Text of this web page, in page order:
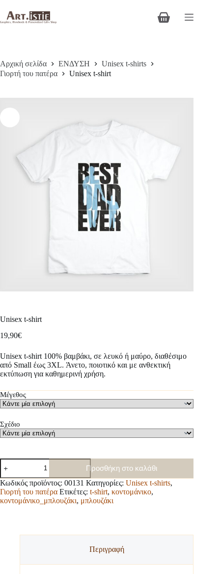
στο
περιεχόμενο
Καλάθι
Αρχική σελίδα ΕΝΔΥΣΗ
Unisex t-shirts
Γιορτή του πατέρα
Unisex t-shirt
Unisex t-shirt
19,90€
Unisex t-shirt 100% βαμβάκι, σε λευκό ή μαύρο, διαθέσιμο
από Small έως 3XL. Άνετο, ποιοτικό και με ανθεκτική
εκτύπωση για καθημερινή χρήση.
Μέγεθος
Σχέδιο
Unisex
shirt
ποσότητα
Προσθήκη στο καλάθι
Κωδικός προϊόντος: 00131 Κατηγορίες: Unisex t-shirts,
Γιορτή του πατέρα Ετικέτες: t-shirt, κοντομάνικο,
κοντομάνικο_μπλουζάκι, μπλουζάκι
Περιγραφή